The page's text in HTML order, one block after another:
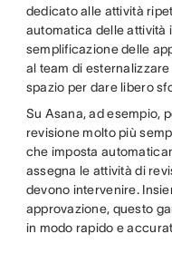
dedicato alle attività
automatica delle attività
semplificazione delle
al team di
spazio per dare libero
Su Asana, ad esempio,
revisione molto più
che imposta
assegna le attività di
devono intervenire.
approvazione, questo
in modo rapido e